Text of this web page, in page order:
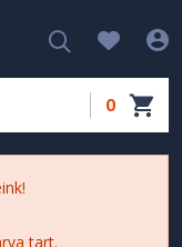
0
tart.